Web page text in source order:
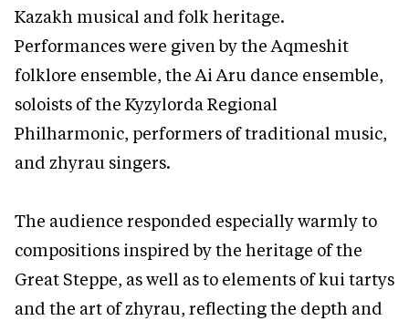
Kazakh musical and folk heritage.
Performances were given by the Aqmeshit
folklore ensemble, the Ai Aru dance ensemble,
soloists of the Kyzylorda Regional
Philharmonic, performers of traditional music,
and zhyrau singers.
The audience responded especially warmly to
compositions inspired by the heritage of the
Great Steppe, as well as to elements of kui tartys
and the art of zhyrau, reflecting the depth and